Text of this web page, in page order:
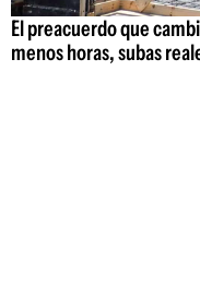
El preacuerdo que
menos horas, subas